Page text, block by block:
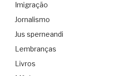
Imigração
Jornalismo
Jus sperneandi
Lembranças
Livros